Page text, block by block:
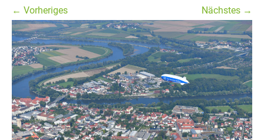
← Vorheriges Nächstes →